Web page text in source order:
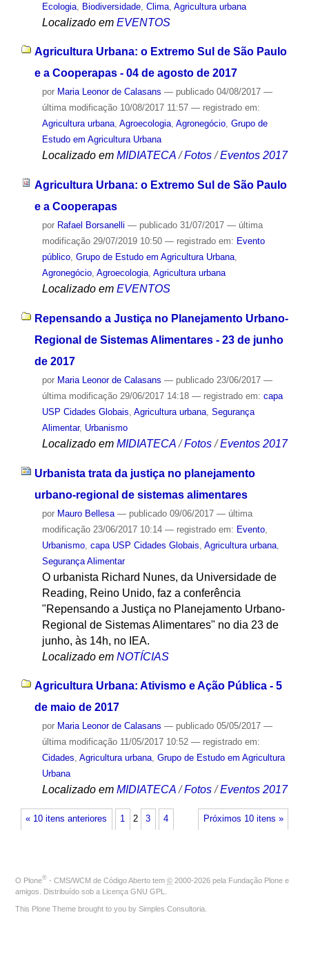
Ecologia, Biodiversidade, Clima, Agricultura urbana
Localizado em EVENTOS
Agricultura Urbana: o Extremo Sul de São Paulo
e a Cooperapas - 04 de agosto de 2017
por Maria Leonor de Calasans — publicado04/08/2017 —
última modificação10/08/2017 11:57 — registrado em:
Agricultura urbana, Agroecologia, Agronegócio, Grupo de
Estudo em Agricultura Urbana
Localizado em MIDIATECA /Fotos /Eventos 2017
Agricultura Urbana: o Extremo Sul de São Paulo
e a Cooperapas
por Rafael Borsanelli — publicado31/07/2017 — última
modificação29/07/2019 10:50 — registrado em: Evento
público, Grupo de Estudo em Agricultura Urbana,
Agronegócio, Agroecologia, Agricultura urbana
Localizado em EVENTOS
Repensando a Justiça no Planejamento Urbano-
Regional de Sistemas Alimentares - 23 de junho
de 2017
por Maria Leonor de Calasans — publicado23/06/2017 —
última modificação29/06/2017 14:18 — registrado em: capa
USP Cidades Globais Agricultura urbana, Segurança
Alimentar, Urbanismo
Localizado em MIDIATECA /Fotos /Eventos 2017
Urbanista trata da justiça no planejamento
urbano-regional de sistemas alimentares
por Mauro Bellesa — publicado09/06/2017 — última
modificação23/06/2017 10:14 — registrado em: Evento,
Urbanismo, capa USP Cidades Globais Agricultura urbana,
Segurança Alimentar
O urbanista Richard Nunes, da Universidade de
Reading, Reino Unido, faz a conferência
"Repensando a Justiça no Planejamento Urbano-
Regional de Sistemas Alimentares" no dia 23 de
junho, às 14h, no IEA.
Localizado em NOTÍCIAS
Agricultura Urbana: Ativismo e Ação Pública - 5
de maio de 2017
por Maria Leonor de Calasans — publicado05/05/2017 —
última modificação11/05/2017 10:52 — registrado em:
Cidades, Agricultura urbana, Grupo de Estudo em Agricultura
Urbana
Localizado em MIDIATECA /Fotos /Eventos 2017
« 10 itens anteriores Próximos 10 itens »
1 2 3 4
O Plone® - CMS/WCM de Código Aberto tem © 2000-2026 pela Fundação Plone e
amigos. Distribuído sob a Licença GNU GPL
This Plone Theme brought to you by Simples Consultoria